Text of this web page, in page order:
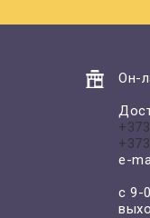
Он-
e-
с 9-